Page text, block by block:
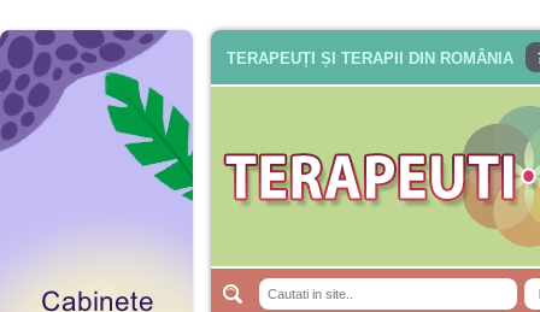
TERAPEUȚI ȘI TERAPII DIN ROMÂNIA